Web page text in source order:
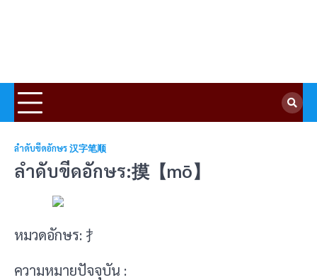
ลำดับขีดอักษร 汉字笔顺
ลำดับขีดอักษร:摸【mō】
หมวดอักษร: 扌
ความหมายปัจจุบัน :